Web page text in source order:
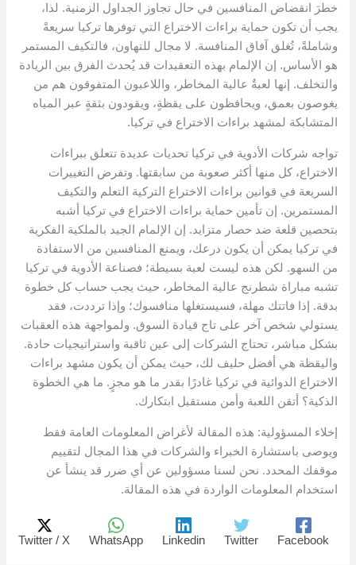
خطرَ انقضاض المنافسين في حال تجاوز الجداول الزمنية. لذا،
يجب أن تكون حماية براءات الاختراع التي توفرها تركيا سريعةً
وشاملةً، تُغلق آفاق المنافسة. لا مجال للتهاون، فالتكيف المستمر
هو الأساس. إن الإلمام بهذه التعقيدات قد يُحدث الفرق بين الريادة
والتخلف. إنها لعبةٌ عالية المخاطر، واللاعبون المتفوقون هم من
يغوصون بعمق، ويحافظون على يقظةٍ، ويقودون بثقةٍ عبر المياه
المتشابكة لمشهد براءات الاختراع في تركيا.
تواجه شركات الأدوية في تركيا تحديات عديدة تتعلق ببراءات
الاختراع، كل منها أكثر صعوبة من سابقتها. وتفرض التغييرات
السريعة في قوانين براءات الاختراع التركية التعلم والتكيف
المستمرين. إن تأمين حماية براءات الاختراع في تركيا أشبه
بتحصين قلعة ضد حصار متزايد. إن الإلمام الجيد بالملكية الفكرية
في تركيا يمكن أن يكون درعك، ويمنع المنافسين من الاستفادة
من السهو. لكن هذه ليست لعبة بسيطة؛ فصناعة الأدوية في تركيا
تشبه مباراة شطرنج عالية المخاطر، حيث يجب حساب كل خطوة
بدقة. إذا فاتتك مهلة، فسيستغلها منافسوك؛ وإذا ترددت، فقد
يستولي شخص آخر على تاج قيادة السوق. ولمواجهة هذه العقبات
بشكل مباشر، تحتاج الشركات إلى عين ثاقبة واستراتيجيات حادة.
واليقظة هي أفضل حليف لك، حيث يمكن أن يكون مشهد براءات
الاختراع الدوائية في تركيا غادرًا بقدر ما هو مجزٍ. ما هي الخطوة
الذكية؟ أتقن اللعبة وأمن مستقبل ابتكارك.
إخلاء المسؤولية: هذه المقالة لأغراض المعلومات العامة فقط
ويوصى باستشارة الخبراء والشركات في هذا المجال لتقييم
موقفك المحدد. نحن لسنا مسؤولين عن أي ضرر قد ينشأ عن
استخدام المعلومات الواردة في هذه المقالة.
Facebook
Twitter
Linkedin
WhatsApp
Twitter / X